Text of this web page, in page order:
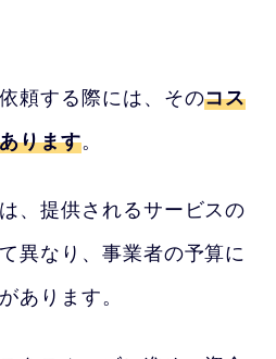
頼する際には、そのコス
ります。
、提供されるサービスの
異なり、事業者の予算に
あります。